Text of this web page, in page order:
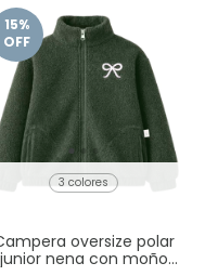
15%
OFF
3 colores
oversize polar
junior nena con moño